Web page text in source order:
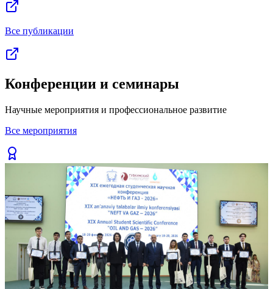
Все публикации
Конференции и семинары
Научные мероприятия и профессиональное развитие
Все мероприятия